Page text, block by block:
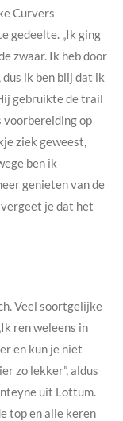
Curvers
gedeelte. „Ik ging
zwaar. Ik heb door
ik ben blij dat ik
gebruikte de trail
voorbereiding op
ziek geweest,
ben ik
genieten van de
je dat het
Veel soortgelijke
ren weleens in
en kun je niet
zo lekker”, aldus
uit Lottum.
top en alle keren